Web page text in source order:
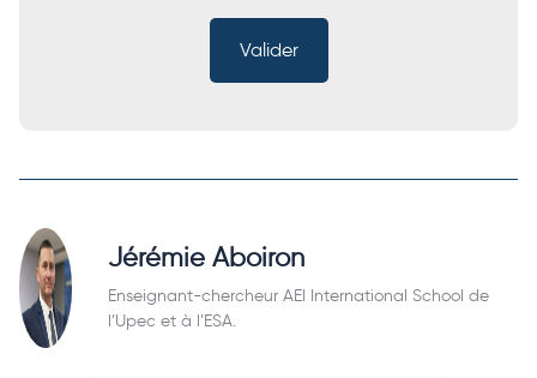
Jérémie Aboiron
Enseignant-chercheur AEI International School de
l’Upec et à l’ESA.